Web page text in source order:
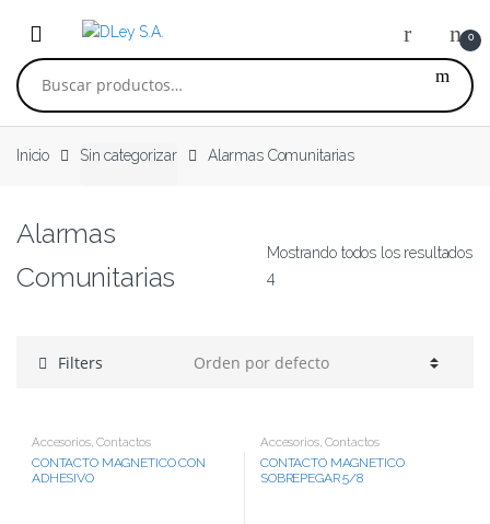
0
Buscar por:
Inicio Sin categorizar Alarmas Comunitarias
Alarmas
Comunitarias
Mostrando todos los resultados
4
Filters
Accesorios,Contactos
CONTACTO MAGNETICO CON
ADHESIVO
Accesorios,Contactos
CONTACTO MAGNETICO
SOBREPEGAR 5/8